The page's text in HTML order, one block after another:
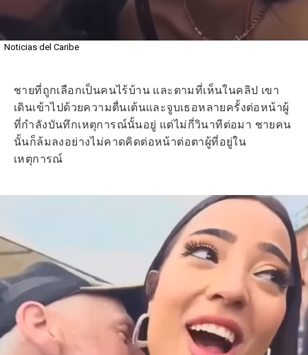
Noticias del Caribe
ชายที่ถูกเลือกเป็นคนไร้บ้าน และตามที่เห็นในคลิป เขา
เดินเข้าไปด้วยความตื่นเต้นและจูบเธอหลายครั้งต่อหน้าผู้
ที่กำลังบันทึกเหตุการณ์นั้นอยู่ แต่ไม่กี่วินาทีต่อมา ชายคน
นั้นก็ล้มลงอย่างไม่คาดคิดต่อหน้าต่อตาผู้ที่อยู่ใน
เหตุการณ์